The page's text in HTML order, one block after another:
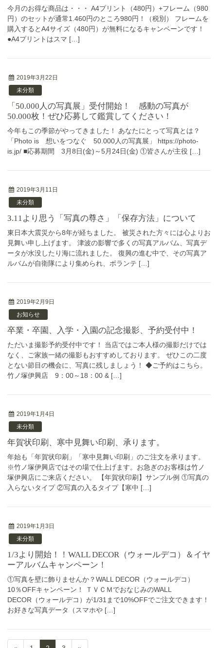
今月のお得な商品は・・・ A4プリント（480円）+フレーム（980
円）のセットが通常1.460円のところ980円！（税別） フレームを
購入するとA4サイズ（480円）が無料になるキャンペーンです！
●A4プリントはスマ […]
2019年3月22日
未分類
「50.000人の写真展」受付開始！ 感動の写真が
50.000枚！ぜひ応募して鑑賞してください！
今年もこの季節がやってきました！ あなたにとって写真とは？
「Photo is 想いをつなぐ 50.000人の写真展」 https://photo-
is.jp/ ■応募期間 3月8日(金)～5月24日(金) ①皆さんが主役 […]
2019年3月11日
未分類
3.11より思う「写真の尊さ」「保存方法」について
東日本大震災から8年が経ちました。 被災された方々には心よりお
見舞い申し上げます。 津波の影響で多くの写真アルバム、写真デ
ータが水没したり海に流れました。 復興の進む中で、その写真ア
ルバムが自衛隊により集められ、ボランテ […]
2019年2月9日
お知らせ
卒業・卒園、入学・入園の記念撮影、予約受付中！
ただいま撮影予約受付中です！ 当店ではご本人様の撮影だけでは
なく、ご家族一緒の撮影もおすすめしております。 ぜひこの二度
とない節目の機会に、写真に残しましょう！ ◆ご予約はこちら。
竹ノ塚伊興店 9：00～18：00 & […]
2019年1月4日
未分類
年賀状印刷、寒中見舞い印刷、承ります。
年始も「年賀状印刷」「寒中見舞い印刷」のご注文を承ります。
※竹ノ塚伊興店ではその場で仕上げます。お急ぎのお客様は竹ノ
塚伊興店にご来店ください。 【年賀状印刷】サンプル例 ①写真の
入らないタイプ ②写真の入るタイプ【寒中 […]
2019年1月3日
未分類
1/3より開始！！WALL DECOR（ウォールデコ）＆イヤ
ーアルバムキャンペーン！
①写真を壁に飾りませんか？WALL DECOR（ウォールデコ）
10％OFFキャンペーン！ ＴＶＣＭでおなじみのWALL
DECOR（ウォールデコ）が1/31まで10%OFFでご注文できます！
お好きな写真データ（スマホや […]